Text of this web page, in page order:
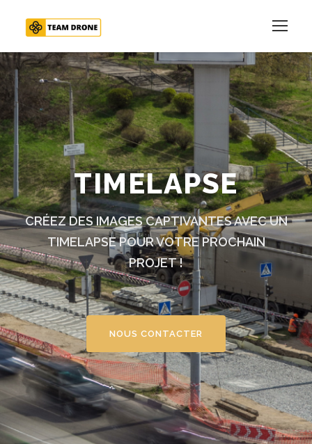
TIMELAPSE
CRÉEZ DES IMAGES CAPTIVANTES AVEC UN
TIMELAPSE POUR VOTRE PROCHAIN
PROJET !
NOUS CONTACTER